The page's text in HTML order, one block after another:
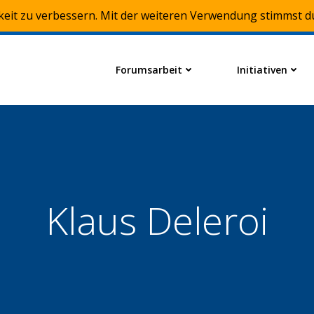
Forumsarbeit Initiativen
Klaus Deleroi
zu verbessern. Mit der weiteren Verwendung stimmst